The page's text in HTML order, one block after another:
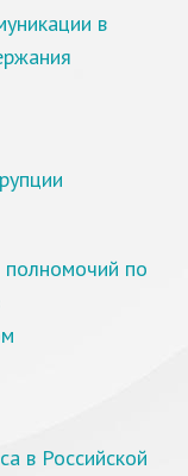
в
по
в Российской